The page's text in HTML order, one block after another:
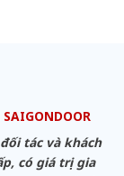
tác và khách
có giá trị gia